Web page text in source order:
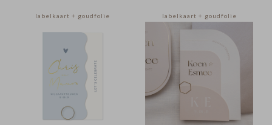
labelkaart + goudfolie labelkaart + goudfolie